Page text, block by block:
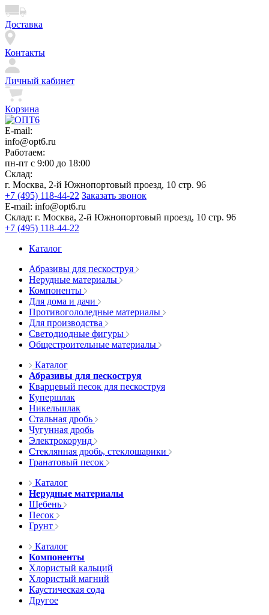
Доставка
Контакты
Личный кабинет
Корзина
E-mail:
info@opt6.ru
Работаем:
пн-пт с 9:00 до 18:00
Склад:
г. Москва, 2-й Южнопортовый проезд, 10 стр. 96
+7 (495) 118-44-22 Заказать звонок
E-mail: info@opt6.ru
Склад: г. Москва, 2-й Южнопортовый проезд, 10 стр. 96
+7 (495) 118-44-22
Каталог
Абразивы для пескоструя
Нерудные материалы
Компоненты
Для дома и дачи
Противогололедные материалы
Для производства
Светодиодные фигуры
Общестроительные материалы
Каталог
Абразивы для пескоструя
Кварцевый песок для пескоструя
Купершлак
Никельшлак
Стальная дробь
Чугунная дробь
Электрокорунд
Стеклянная дробь, стеклошарики
Гранатовый песок
Каталог
Нерудные материалы
Щебень
Песок
Грунт
Каталог
Компоненты
Хлористый кальций
Хлористый магний
Каустическая сода
Другое